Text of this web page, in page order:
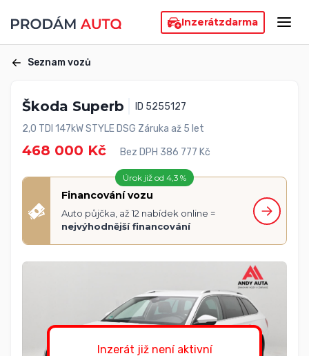
Inzerátzdarma
Seznam vozů
Škoda Superb
ID 5255127
2,0 TDI 147kW STYLE DSG Záruka až 5 let
468 000 Kč Bez DPH 386 777 Kč
Úrok již od 4,3 %
Financování vozu
Auto půjčka, až 12 nabídek online =
nejvýhodnější financování
Inzerát již není aktivní